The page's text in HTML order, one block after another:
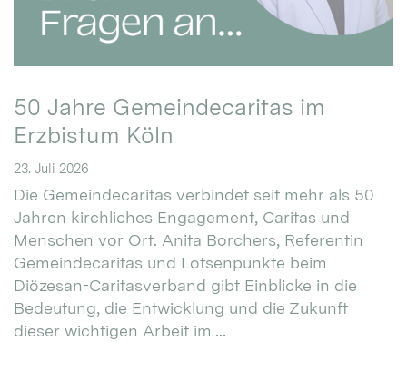
50 Jahre Gemeindecaritas im
Erzbistum Köln
23. Juli 2026
Die Gemeindecaritas verbindet seit mehr als 50
Jahren kirchliches Engagement, Caritas und
Menschen vor Ort. Anita Borchers, Referentin
Gemeindecaritas und Lotsenpunkte beim
Diözesan-Caritasverband gibt Einblicke in die
Bedeutung, die Entwicklung und die Zukunft
dieser wichtigen Arbeit im ...